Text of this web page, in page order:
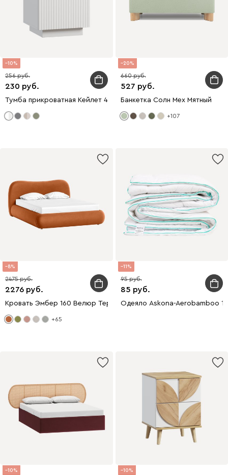
10
230
256
Тумба прикроватная Кейлет 46x56 Штриx Белый
20
527
660
Банкетка Солн Мех Мятный
+107
8
2276
2475
Кровать Эмбер 160 Велюр Терракотовый
+65
11
85
95
Одеяло Askona-Aerobamboo
10 10